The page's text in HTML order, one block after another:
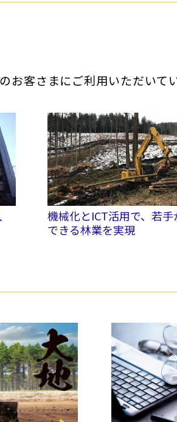
お客さまにご利用いただいてい
機械化とICT活用で、若手
できる林業を実現